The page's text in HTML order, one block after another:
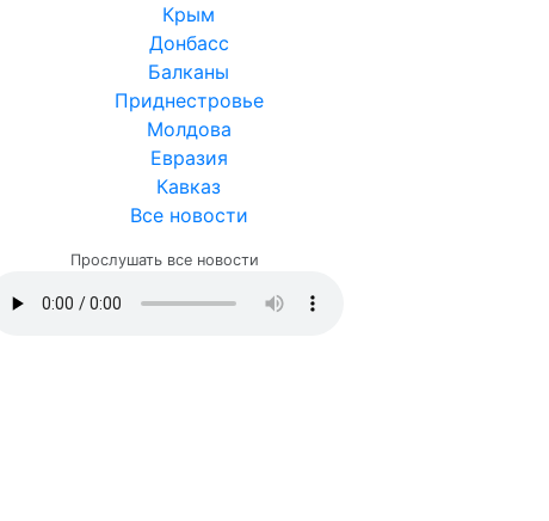
Крым
Донбасс
Балканы
Приднестровье
Молдова
Евразия
Кавказ
Все новости
Прослушать все новости